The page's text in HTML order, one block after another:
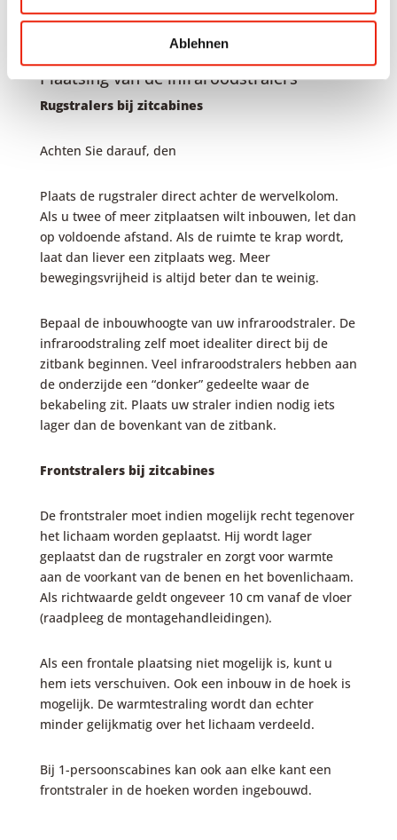
Ablehnen
Plaatsing van de infraroodstralers
Rugstralers bij zitcabines
Achten Sie darauf, den
Plaats de rugstraler direct achter de wervelkolom.
Als u twee of meer zitplaatsen wilt inbouwen, let dan
op voldoende afstand. Als de ruimte te krap wordt,
laat dan liever een zitplaats weg. Meer
bewegingsvrijheid is altijd beter dan te weinig.
Bepaal de inbouwhoogte van uw infraroodstraler. De
infraroodstraling zelf moet idealiter direct bij de
zitbank beginnen. Veel infraroodstralers hebben aan
de onderzijde een “donker” gedeelte waar de
bekabeling zit. Plaats uw straler indien nodig iets
lager dan de bovenkant van de zitbank.
Frontstralers bij zitcabines
De frontstraler moet indien mogelijk recht tegenover
het lichaam worden geplaatst. Hij wordt lager
geplaatst dan de rugstraler en zorgt voor warmte
aan de voorkant van de benen en het bovenlichaam.
Als richtwaarde geldt ongeveer 10 cm vanaf de vloer
(raadpleeg de montagehandleidingen).
Als een frontale plaatsing niet mogelijk is, kunt u
hem iets verschuiven. Ook een inbouw in de hoek is
mogelijk. De warmtestraling wordt dan echter
minder gelijkmatig over het lichaam verdeeld.
Bij 1-persoonscabines kan ook aan elke kant een
frontstraler in de hoeken worden ingebouwd.